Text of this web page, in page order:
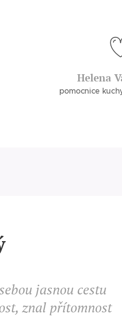
Helena
pomocnice
jasnou cestu
znal přítomnost